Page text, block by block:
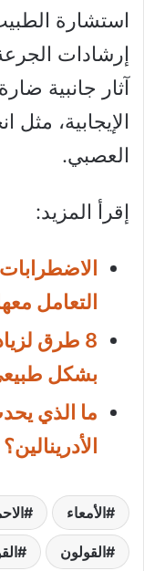
استشارة
إرشادات
آثار جانبية
الإيجابية،
العصبي.
إقرأ المزيد:
التعامل
8 طرق
بشكل
ما الذي
الأدرينالين؟
الأمعاء
القولون